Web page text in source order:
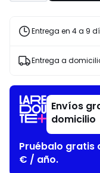
25%
aplicado.
Entrega en 4 a 9
Entrega a
Envíos
domicilio
Pruébalo gratis
€ / año.